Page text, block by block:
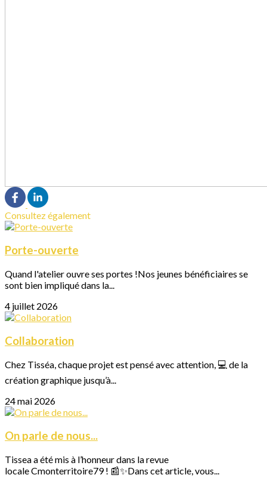
Consultez également
Porte-ouverte
Quand l'atelier ouvre ses portes !Nos jeunes bénéficiaires se
sont bien impliqué dans la...
4 juillet 2026
Collaboration
Chez Tisséa, chaque projet est pensé avec attention, 💻 de la
création graphique jusqu’à...
24 mai 2026
On parle de nous...
Tissea a été mis à l’honneur dans la revue
locale Cmonterritoire79 ! 📰✨Dans cet article, vous...